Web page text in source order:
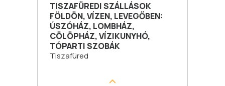
TISZAFÜREDI SZÁLLÁSOK
FÖLDÖN, VÍZEN, LEVEGŐBEN:
ÚSZÓHÁZ, LOMBHÁZ,
CÖLÖPHÁZ, VÍZIKUNYHÓ,
TÓPARTI SZOBÁK
Tiszafüred